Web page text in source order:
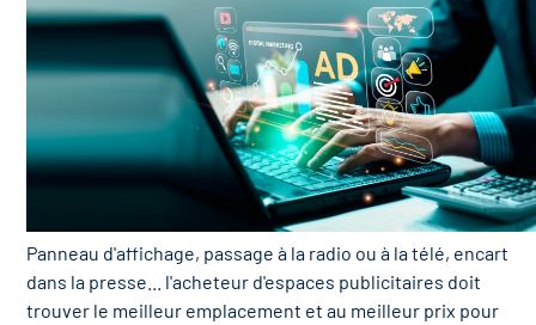
Panneau d'affichage, passage à la radio ou à la télé, encart
dans la presse... l'acheteur d'espaces publicitaires doit
trouver le meilleur ­emplacement et au meilleur prix pour